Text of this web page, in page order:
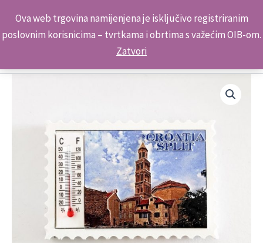
Ova web trgovina namijenjena je isključivo registriranim
poslovnim korisnicima – tvrtkama i obrtima s važećim OIB-om.
Zatvori
content
Kontakt telefon: +385 98 179 3891